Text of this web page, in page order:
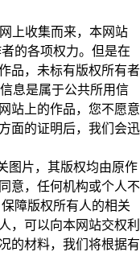
上收集而来，本网站
的各项权力。但是在
品，未标有版权所有者
息是属于公共所用信
站上的作品，您不愿意
面的证明后，我们会迅
片，其版权均由原作
意，任何机构或个人不
障版权所有人的相关
，可以向本网站交权利
的材料，我们将根据有